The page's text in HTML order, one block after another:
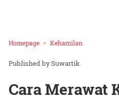
Homepage Kehamilan
Suwartik
Cara Merawat